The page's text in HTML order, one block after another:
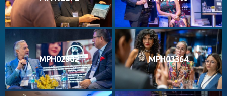
MPH02902 MPH03364